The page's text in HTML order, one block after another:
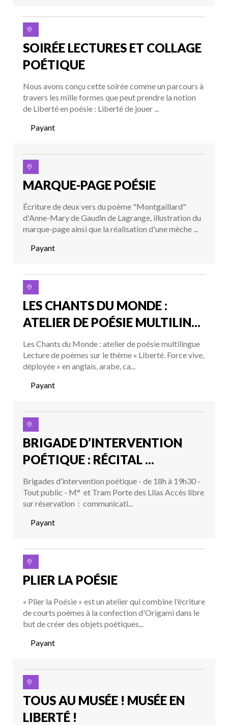
SOIRÉE LECTURES ET COLLAGE
POÉTIQUE
Nous avons conçu cette soirée comme un parcours à
travers les mille formes que peut prendre la notion
de Liberté en poésie : Liberté de jouer ...
Payant
MARQUE-PAGE POÉSIE
Écriture de deux vers du poème "Montgaillard"
d'Anne-Mary de Gaudin de Lagrange, illustration du
marque-page ainsi que la réalisation d'une mèche ...
Payant
LES CHANTS DU MONDE :
ATELIER DE POÉSIE MULTILIN...
Les Chants du Monde : atelier de poésie multilingue
Lecture de poèmes sur le thème « Liberté. Force vive,
déployée » en anglais, arabe, ca...
Payant
BRIGADE D’INTERVENTION
POÉTIQUE : RÉCITAL ...
Brigades d’intervention poétique - de 18h à 19h30 -
Tout public - M° et Tram Porte des Lilas Accès libre
sur réservation : communicati...
Payant
PLIER LA POÉSIE
« Plier la Poésie » est un atelier qui combine l'écriture
de courts poèmes à la confection d'Origami dans le
but de créer des objets poétiques...
Payant
TOUS AU MUSÉE ! MUSÉE EN
LIBERTÉ !